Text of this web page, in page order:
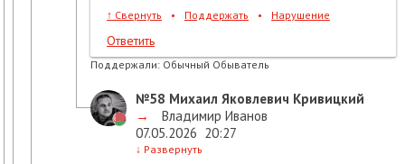
↑ Свернуть • Поддержать • Нарушение
Ответить
Поддержали: Обычный Обыватель
№58 Михаил Яковлевич Кривицкий
→
Владимир Иванов
07.05.2026 20:27
↓ Развернуть